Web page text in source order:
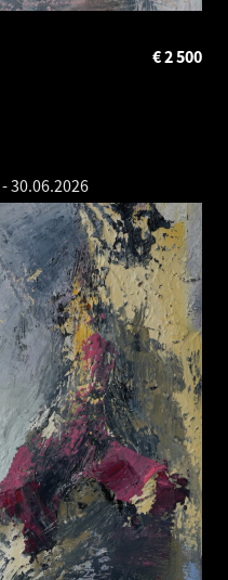
2 500
€
-30.06.2026